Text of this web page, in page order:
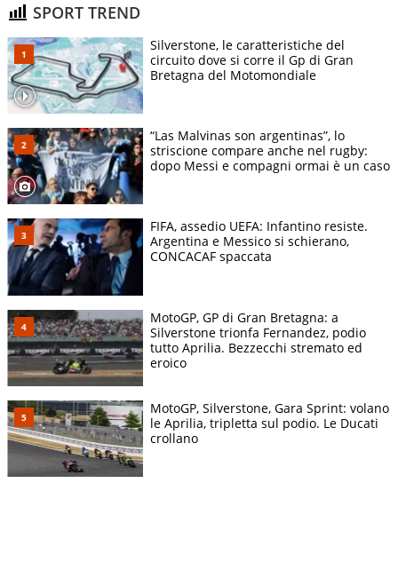
SPORT TREND
Silverstone, le caratteristiche del
circuito dove si corre il Gp di Gran
Bretagna del Motomondiale
“Las Malvinas son argentinas”, lo
striscione compare anche nel rugby:
dopo Messi e compagni ormai è un caso
FIFA, assedio UEFA: Infantino resiste.
Argentina e Messico si schierano,
CONCACAF spaccata
MotoGP, GP di Gran Bretagna: a
Silverstone trionfa Fernandez, podio
tutto Aprilia. Bezzecchi stremato ed
eroico
MotoGP, Silverstone, Gara Sprint: volano
le Aprilia, tripletta sul podio. Le Ducati
crollano